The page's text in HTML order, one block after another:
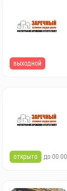
выходной
открыто до 00:00